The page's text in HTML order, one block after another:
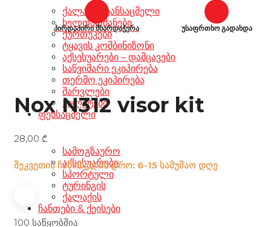
ქალაქის ტანსაცმელი
ხელთათმანები
ქურთუკები
ტყავის კომბინიზონი
აქსესუარები – დამცავები
საწვიმარი ეკიპირება
თერმო ეკიპირება
შარვლები
ჟილეტები
ფეხსაცმელი
სამოგზაურო
აქსესუარები
სპორტული
ტურინგის
ქალაქის
ჩანთები & ქეისები
პირდაპირი მხარდაჭერა უსაფრთხო გადახდა
Nox N312 visor kit
28,00 ₾
შეკვეთის ჩამოსვლის დრო: 6-15 სამუშაო დღე
100 საწყობშია